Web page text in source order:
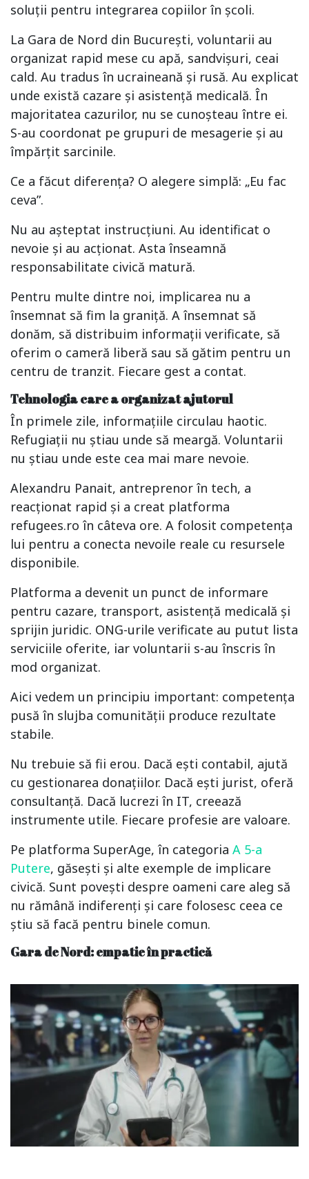
soluții pentru integrarea copiilor în școli.
La Gara de Nord din București, voluntarii au
organizat rapid mese cu apă, sandvișuri, ceai
cald. Au tradus în ucraineană și rusă. Au explicat
unde există cazare și asistență medicală. În
majoritatea cazurilor, nu se cunoșteau între ei.
S-au coordonat pe grupuri de mesagerie și au
împărțit sarcinile.
Ce a făcut diferența? O alegere simplă: „Eu fac
ceva”.
Nu au așteptat instrucțiuni. Au identificat o
nevoie și au acționat. Asta înseamnă
responsabilitate civică matură.
Pentru multe dintre noi, implicarea nu a
însemnat să fim la graniță. A însemnat să
donăm, să distribuim informații verificate, să
oferim o cameră liberă sau să gătim pentru un
centru de tranzit. Fiecare gest a contat.
Tehnologia care a organizat ajutorul
În primele zile, informațiile circulau haotic.
Refugiații nu știau unde să meargă. Voluntarii
nu știau unde este cea mai mare nevoie.
Alexandru Panait, antreprenor în tech, a
reacționat rapid și a creat platforma
refugees.ro în câteva ore. A folosit competența
lui pentru a conecta nevoile reale cu resursele
disponibile.
Platforma a devenit un punct de informare
pentru cazare, transport, asistență medicală și
sprijin juridic. ONG-urile verificate au putut lista
serviciile oferite, iar voluntarii s-au înscris în
mod organizat.
Aici vedem un principiu important: competența
pusă în slujba comunității produce rezultate
stabile.
Nu trebuie să fii erou. Dacă ești contabil, ajută
cu gestionarea donațiilor. Dacă ești jurist, oferă
consultanță. Dacă lucrezi în IT, creează
instrumente utile. Fiecare profesie are valoare.
Pe platforma SuperAge, în categoria A 5-a
Putere, găsești și alte exemple de implicare
civică. Sunt povești despre oameni care aleg să
nu rămână indiferenți și care folosesc ceea ce
știu să facă pentru binele comun.
Gara de Nord: empatie în practică